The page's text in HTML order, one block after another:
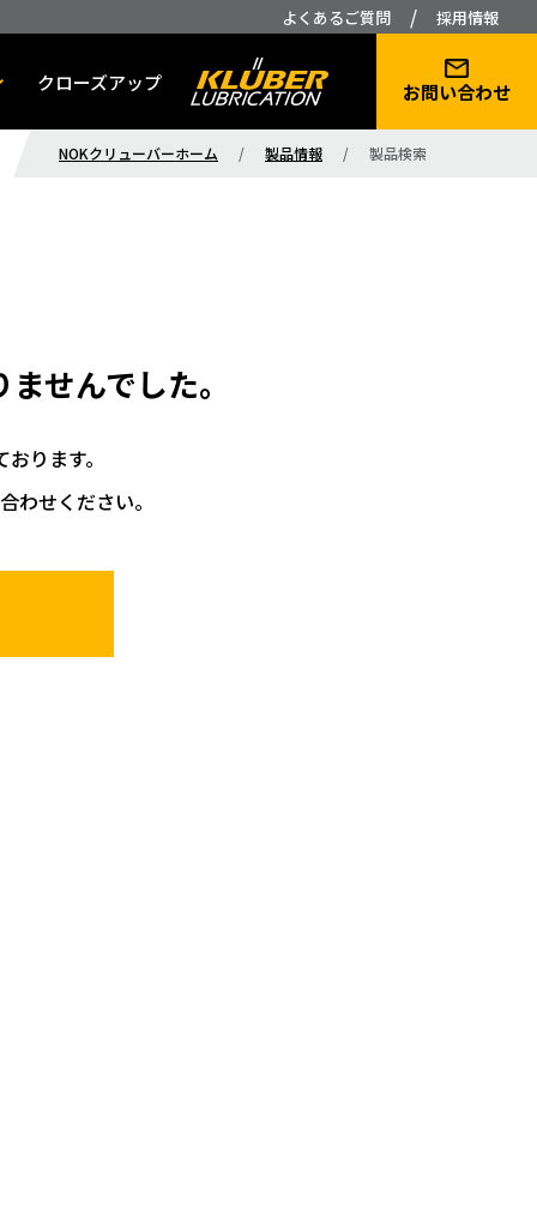
よくあるご質問 / 採用情報
クローズアップ お問い合わせ
NOKクリューバーホーム / 製品情報 / 製品検索
せんでした。
ります。
わせください。